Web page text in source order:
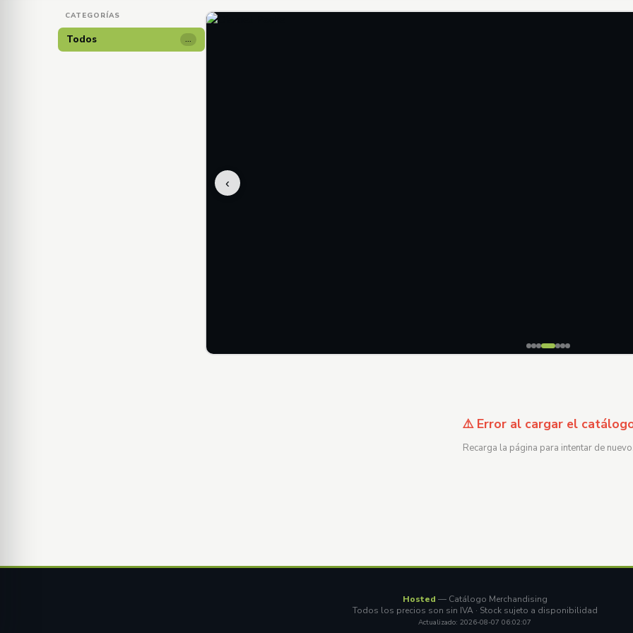
CATEGORÍAS
Todos …
‹
⚠️ Error al cargar el
Recarga la página para intentar de
Hosted — Catálogo Merchandising
Todos los precios son sin IVA · Stock sujeto a disponibilidad
Actualizado: 2026-08-07 06:02:07